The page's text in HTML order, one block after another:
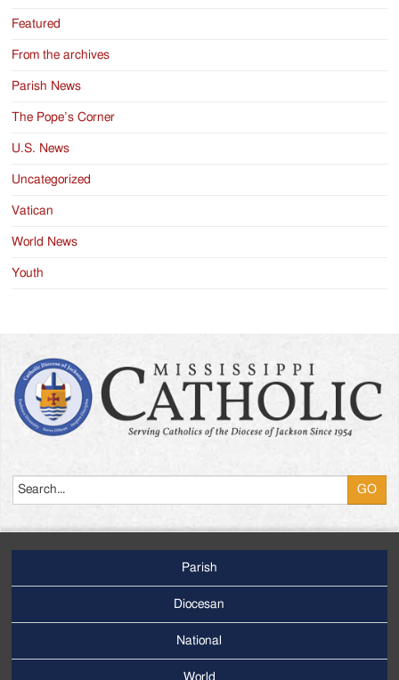
Featured
From the archives
Parish News
The Pope’s Corner
U.S. News
Uncategorized
Vatican
World News
Youth
Menu
Parish
Diocesan
National